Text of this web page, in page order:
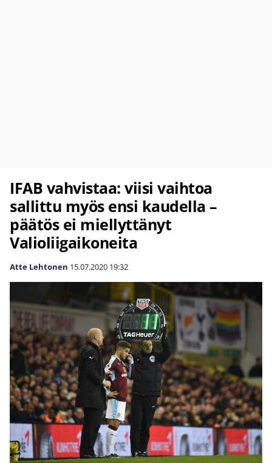
IFAB vahvistaa: viisi vaihtoa
sallittu myös ensi kaudella –
päätös ei miellyttänyt
Valioliigaikoneita
Atte Lehtonen 15.07.2020 19:32